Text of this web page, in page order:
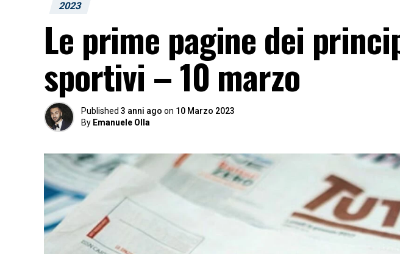
2023
Le prime pagine dei
sportivi – 10 marzo
Published 3 anni ago on 10 Marzo 2023
By Emanuele Olla